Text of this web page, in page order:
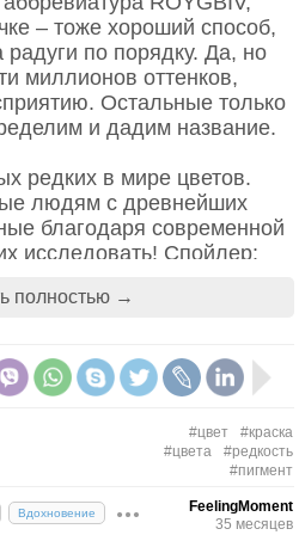
цвета там нет.
внутри страны и только как
у ступенчатого каскада
где за сверкающей
мыши. Причудливые
как будто брошены в
то гигантской рукой.
– тоже хороший способ,
радуги по порядку. Да, но
миллионов оттенков,
Остальные только
и дадим название.
редких в мире цветов.
людям с древнейших
благодаря современной
исследовать! Спойлер:
полностью →
#цвет
#краска
#цвета
#редкость
#пигмент
Вдохновение
FeelingMoment
35 месяцев